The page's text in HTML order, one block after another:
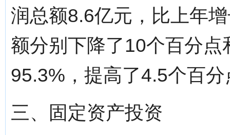
润总额8.6亿元，比上年
额分别下降了10个百分
95.3%，提高了4.5个百分
三、固定资产投资